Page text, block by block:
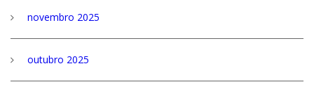
novembro 2025
outubro 2025